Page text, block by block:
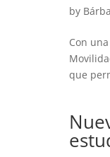
by
Con
que